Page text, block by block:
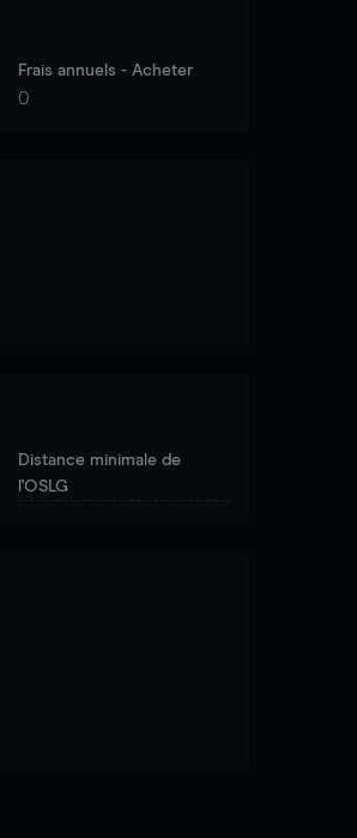
Frais annuels - Acheter
0
Distance minimale de
l'OSLG